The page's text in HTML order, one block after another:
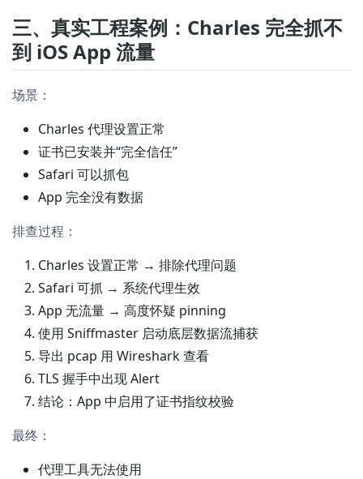
三、真实工程案例：Charles 完全抓不
到 iOS App 流量
场景：
Charles 代理设置正常
证书已安装并“完全信任”
Safari 可以抓包
App 完全没有数据
排查过程：
Charles 设置正常 → 排除代理问题
Safari 可抓 → 系统代理生效
App 无流量 → 高度怀疑 pinning
使用 Sniffmaster 启动底层数据流捕获
导出 pcap 用 Wireshark 查看
TLS 握手中出现 Alert
结论：App 中启用了证书指纹校验
最终：
代理工具无法使用